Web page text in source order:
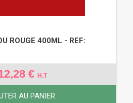
ROUGE 400ML - REF:
€ H.T
AU PANIER